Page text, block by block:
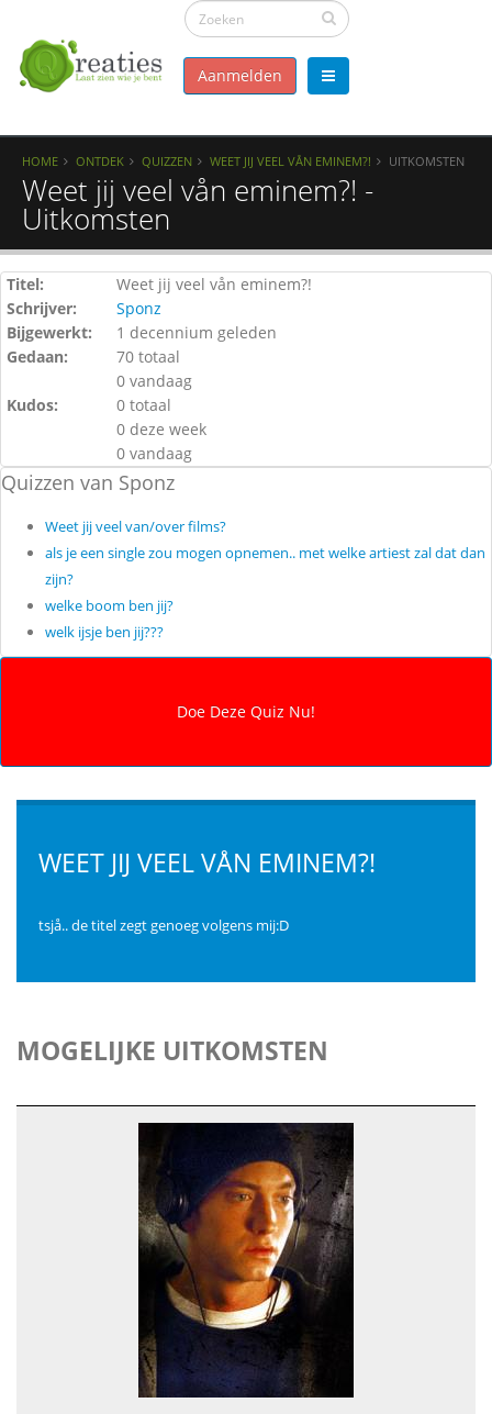
Aanmelden
HOME ONTDEK QUIZZEN WEET JIJ VEEL VÅN EMINEM?! UITKOMSTEN
Weet jij veel vån eminem?! -
Uitkomsten
Titel:
Weet jij veel vån eminem?!
Schrijver:
Sponz
Bijgewerkt:
1 decennium geleden
Gedaan:
70 totaal
0 vandaag
Kudos:
0 totaal
0 deze week
0 vandaag
Quizzen van Sponz
Weet jij veel van/over films?
als je een single zou mogen opnemen.. met welke artiest zal dat dan
zijn?
welke boom ben jij?
welk ijsje ben jij???
WEET JIJ VEEL VÅN EMINEM?!
tsjå.. de titel zegt genoeg volgens mij:D
MOGELIJKE UITKOMSTEN